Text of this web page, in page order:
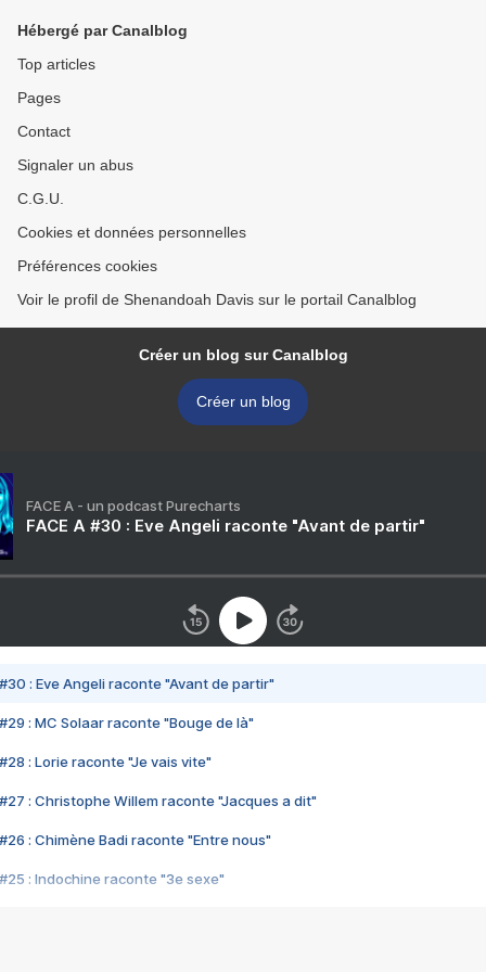
Hébergé par Canalblog
Top articles
Pages
Contact
Signaler un abus
C.G.U.
Cookies et données personnelles
Préférences cookies
Voir le profil de Shenandoah Davis sur le portail Canalblog
Créer un blog sur Canalblog
Créer un blog
FACE A - un podcast Purecharts
FACE A #30 : Eve Angeli raconte "Avant de partir"
#30 : Eve Angeli raconte "Avant de partir"
#29 : MC Solaar raconte "Bouge de là"
#28 : Lorie raconte "Je vais vite"
#27 : Christophe Willem raconte "Jacques a dit"
#26 : Chimène Badi raconte "Entre nous"
#25 : Indochine raconte "3e sexe"